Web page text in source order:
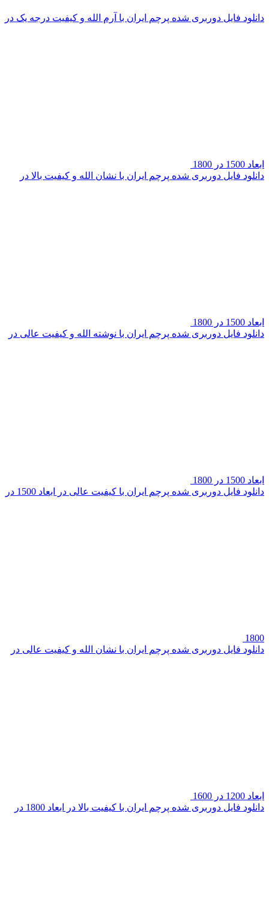
دانلود فایل دوربری شده پرچم ایران با آرم الله و کیفیت درجه یک در
ابعاد 1500 در 1800
دانلود فایل دوربری شده پرچم ایران با نشان الله و کیفیت بالا در
ابعاد 1500 در 1800
دانلود فایل دوربری شده پرچم ایران با نوشته الله و کیفیت عالی در
ابعاد 1500 در 1800
دانلود فایل دوربری شده پرچم ایران با کیفیت عالی در ابعاد 1500 در
1800
دانلود فایل دوربری شده پرچم ایران با نشان الله و کیفیت عالی در
ابعاد 1200 در 1600
دانلود فایل دوربری شده پرچم ایران با کیفیت بالا در ابعاد 1800 در